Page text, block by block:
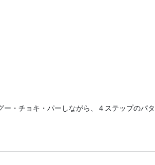
ー・チョキ・パーしながら、４ステップのパ